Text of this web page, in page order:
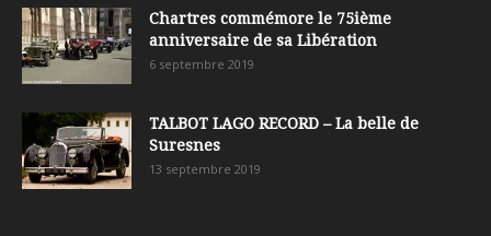
Chartres commémore le 75ième
anniversaire de sa Libération
6 septembre 2019
TALBOT LAGO RECORD – La belle de
Suresnes
13 septembre 2019